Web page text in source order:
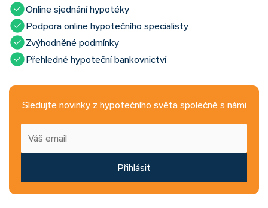
Online sjednání hypotéky
Podpora online hypotečního specialisty
Zvýhodněné podmínky
Přehledné hypoteční bankovnictví
Sledujte novinky z hypotečního světa společně s námi
Přihlásit